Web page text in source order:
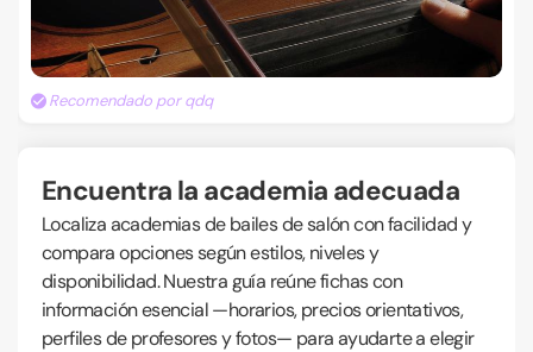
Recomendado por qdq
Encuentra la academia adecuada
Localiza academias de bailes de salón con facilidad y
compara opciones según estilos, niveles y
disponibilidad. Nuestra guía reúne fichas con
información esencial —horarios, precios orientativos,
perfiles de profesores y fotos— para ayudarte a elegir